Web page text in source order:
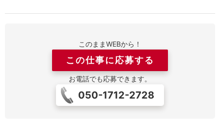
このままWEBから！
この仕事に応募する
お電話でも応募できます。
050-1712-2728